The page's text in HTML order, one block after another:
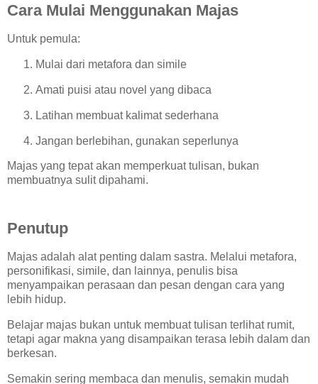
Cara Mulai Menggunakan Majas
Untuk pemula:
Mulai dari metafora dan simile
Amati puisi atau novel yang dibaca
Latihan membuat kalimat sederhana
Jangan berlebihan, gunakan seperlunya
Majas yang tepat akan memperkuat tulisan, bukan
membuatnya sulit dipahami.
Penutup
Majas adalah alat penting dalam sastra. Melalui metafora,
personifikasi, simile, dan lainnya, penulis bisa
menyampaikan perasaan dan pesan dengan cara yang
lebih hidup.
Belajar majas bukan untuk membuat tulisan terlihat rumit,
tetapi agar makna yang disampaikan terasa lebih dalam dan
berkesan.
Semakin sering membaca dan menulis, semakin mudah